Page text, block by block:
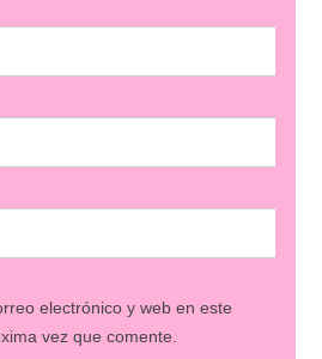
electrónico y web en este
vez que comente.